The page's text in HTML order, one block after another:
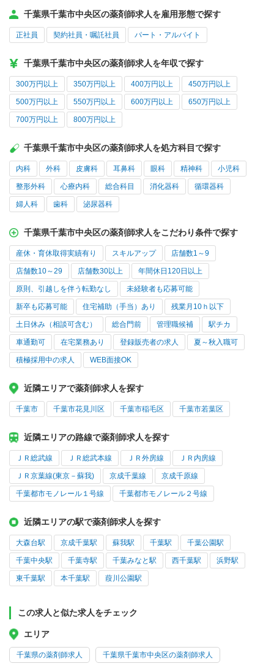
千葉県千葉市中央区の薬剤師求人を雇用形態で探す
正社員 契約社員・嘱託社員 パート・アルバイト
千葉県千葉市中央区の薬剤師求人を年収で探す
300万円以上 350万円以上 400万円以上 450万円以上
500万円以上 550万円以上 600万円以上 650万円以上
700万円以上 800万円以上
千葉県千葉市中央区の薬剤師求人を処方科目で探す
内科 外科 皮膚科 耳鼻科 眼科 精神科 小児科
整形外科 心療内科 総合科目 消化器科 循環器科
婦人科 歯科 泌尿器科
千葉県千葉市中央区の薬剤師求人をこだわり条件で探す
産休・育休取得実績有り スキルアップ 店舗数1～9
店舗数10～29 店舗数30以上 年間休日120日以上
原則、引越しを伴う転勤なし 未経験者も応募可能
新卒も応募可能 住宅補助（手当）あり 残業月10ｈ以下
土日休み（相談可含む） 総合門前 管理職候補 駅チカ
車通勤可 在宅業務あり 登録販売者の求人 夏～秋入職可
積極採用中の求人 WEB面接OK
近隣エリアで薬剤師求人を探す
千葉市 千葉市花見川区 千葉市稲毛区 千葉市若葉区
近隣エリアの路線で薬剤師求人を探す
ＪＲ総武線 ＪＲ総武本線 ＪＲ外房線 ＪＲ内房線
ＪＲ京葉線(東京－蘇我) 京成千葉線 京成千原線
千葉都市モノレール１号線 千葉都市モノレール２号線
近隣エリアの駅で薬剤師求人を探す
大森台駅 京成千葉駅 蘇我駅 千葉駅 千葉公園駅
千葉中央駅 千葉寺駅 千葉みなと駅 西千葉駅 浜野駅
東千葉駅 本千葉駅 葭川公園駅
この求人と似た求人をチェック
エリア
千葉県の薬剤師求人 千葉県千葉市中央区の薬剤師求人